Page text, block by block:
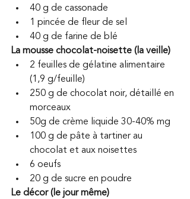
40 g de cassonade
1 pincée de fleur de sel
40 g de farine de blé
La mousse chocolat-noisette (la veille)
2 feuilles de gélatine alimentaire
(1,9 g/feuille)
250 g de chocolat noir, détaillé en
morceaux
50g de crème liquide 30-40% mg
100 g de pâte à tartiner au
chocolat et aux noisettes
6 oeufs
20 g de sucre en poudre
Le décor (le jour même)